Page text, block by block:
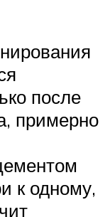
после
примерно
к одному,